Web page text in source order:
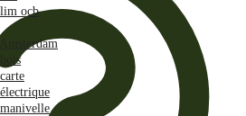
ocb